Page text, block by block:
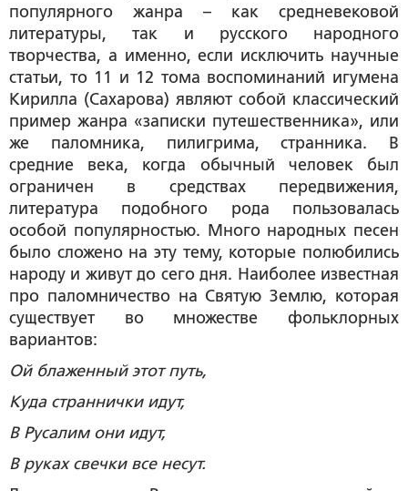
популярного жанра – как средневековой
литературы, так и русского народного
творчества, а именно, если исключить научные
статьи, то 11 и 12 тома воспоминаний игумена
Кирилла (Сахарова) являют собой классический
пример жанра «записки путешественника», или
же паломника, пилигрима, странника. В
средние века, когда обычный человек был
ограничен в средствах передвижения,
литература подобного рода пользовалась
особой популярностью. Много народных песен
было сложено на эту тему, которые полюбились
народу и живут до сего дня. Наиболее известная
про паломничество на Святую Землю, которая
существует во множестве фольклорных
вариантов:
Ой блаженный этот путь,
Куда страннички идут,
В Русалим они идут,
В руках свечки все несут.